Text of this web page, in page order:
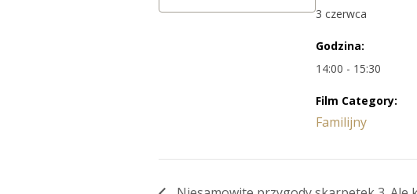
3 czerwca
Godzina:
14:00 - 15:30
Film Category:
Familijny